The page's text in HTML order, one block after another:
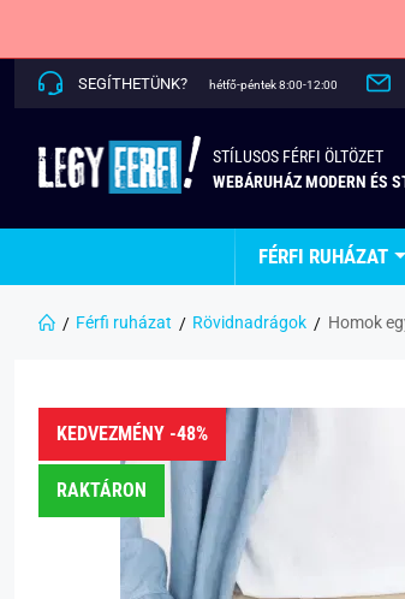
SEGÍTHETÜNK? hétfő-péntek 8:00-12:00
STÍLUSOS FÉRFI ÖLTÖZET
WEBÁRUHÁZ MODERN ÉS
FÉRFI RUHÁZAT
Férfi ruházat Rövidnadrágok Homok
KEDVEZMÉNY -48%
RAKTÁRON